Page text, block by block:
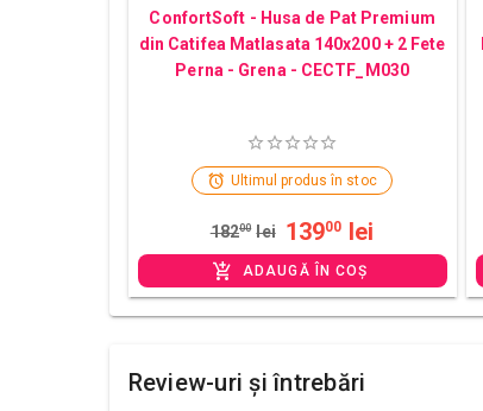
ConfortSoft - Husa de Pat Premium
din Catifea Matlasata 140x200 + 2 Fete
Perna - Grena - CECTF_M030
Ultimul produs în stoc
18200 lei 13900 lei
ADAUGĂ ÎN COȘ
Review-uri și întrebări